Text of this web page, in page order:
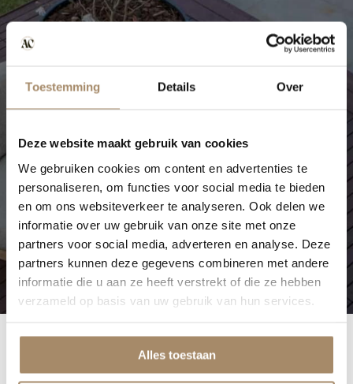
Toestemming Details Over
Deze website maakt gebruik van cookies
We gebruiken cookies om content en advertenties te
personaliseren, om functies voor social media te bieden
en om ons websiteverkeer te analyseren. Ook delen we
informatie over uw gebruik van onze site met onze
partners voor social media, adverteren en analyse. Deze
partners kunnen deze gegevens combineren met andere
informatie die u aan ze heeft verstrekt of die ze hebben
verzameld op basis van uw gebruik van hun services.
Alles toestaan